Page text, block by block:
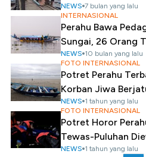
NEWS 7 bulan yang lalu
INTERNASIONAL
Perahu Bawa
Sungai, 26 Orang
NEWS 10 bulan yang lalu
FOTO INTERNASIONAL
Potret Perahu
Korban Jiwa
NEWS 1 tahun yang lalu
FOTO INTERNASIONAL
Potret Horor
Tewas-Puluhan
NEWS 1 tahun yang lalu